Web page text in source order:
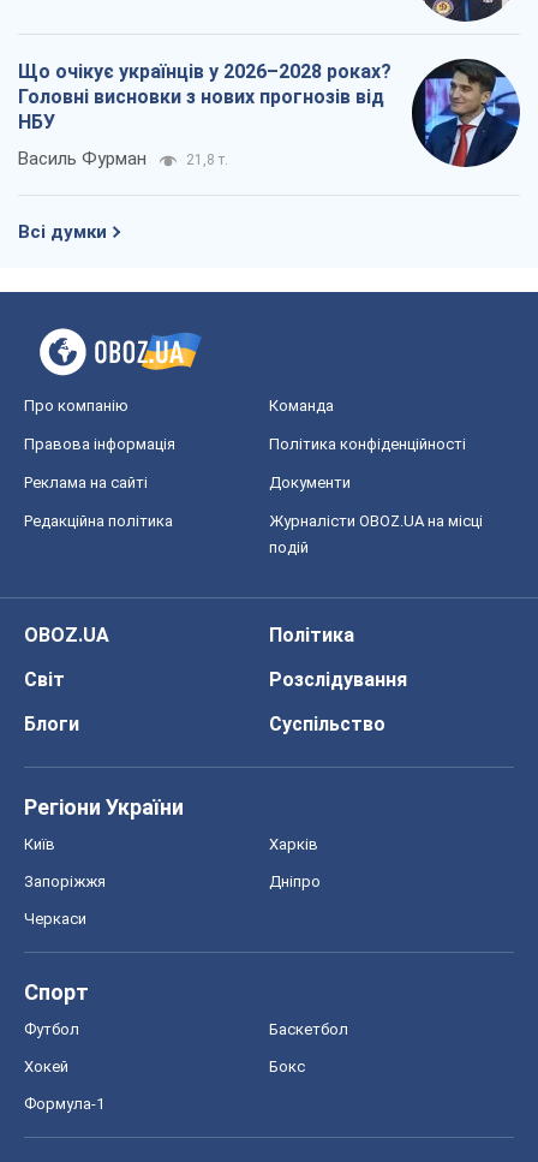
Що очікує українців у 2026–2028 роках?
Головні висновки з нових прогнозів від
НБУ
Василь Фурман 21,8 т.
Всі думки
Про компанію Команда
Правова інформація Політика конфіденційності
Реклама на сайті Документи
Редакційна політика
Журналісти OBOZ.UA на місці
подій
OBOZ.UA
Політика
Світ
Розслідування
Блоги
Суспільство
Регіони України
Київ Харків
Запоріжжя Дніпро
Черкаси
Спорт
Футбол Баскетбол
Хокей Бокс
Формула-1